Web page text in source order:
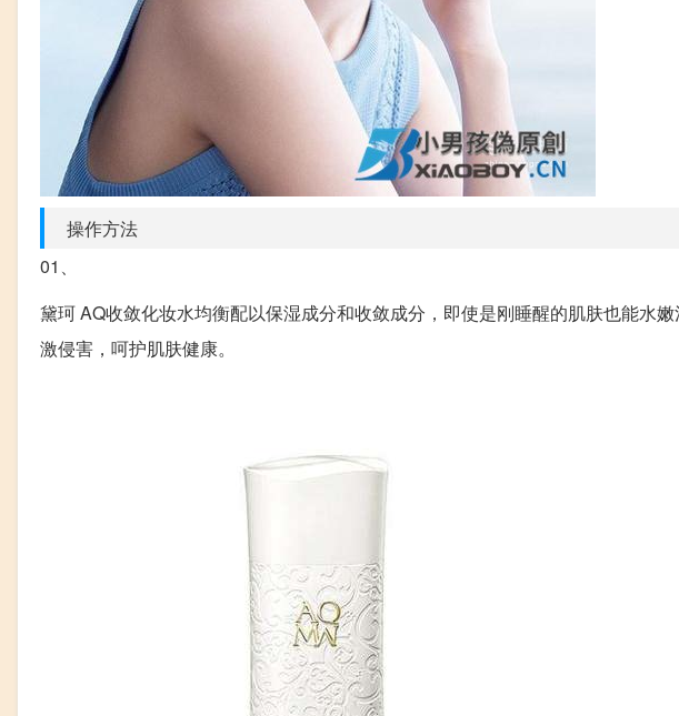
操作方法
01、
黛珂 AQ收敛化妆水均衡配以保湿成分和收敛成分，即使是刚睡醒的肌肤也能水
激侵害，呵护肌肤健康。